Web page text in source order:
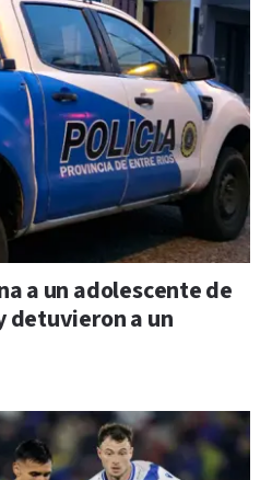
a un adolescente de
detuvieron a un